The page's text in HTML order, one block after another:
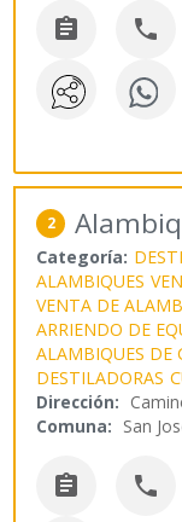
 
2
Categoría:
ALAMBIQUES
VENTA DE
ARRIENDO DE
ALAMBIQUES DE
DESTILADORAS
Dirección:
Comuna: San
 